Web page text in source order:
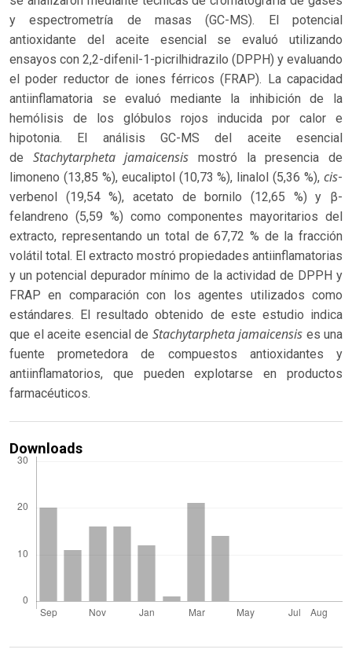
y espectrometría de masas (GC-MS). El potencial
antioxidante del aceite esencial se evaluó utilizando
ensayos con 2,2-difenil-1-picrilhidrazilo (DPPH) y evaluando
el poder reductor de iones férricos (FRAP). La capacidad
antiinflamatoria se evaluó mediante la inhibición de la
hemólisis de los glóbulos rojos inducida por calor e
hipotonia. El análisis GC-MS del aceite esencial
de Stachytarpheta jamaicensis mostró la presencia de
limoneno (13,85 %), eucaliptol (10,73 %), linalol (5,36 %), cis-
verbenol (19,54 %), acetato de bornilo (12,65 %) y β-
felandreno (5,59 %) como componentes mayoritarios del
extracto, representando un total de 67,72 % de la fracción
volátil total. El extracto mostró propiedades antiinflamatorias
y un potencial depurador mínimo de la actividad de DPPH y
FRAP en comparación con los agentes utilizados como
estándares. El resultado obtenido de este estudio indica
que el aceite esencial de Stachytarpheta jamaicensis es una
fuente prometedora de compuestos antioxidantes y
antiinflamatorios, que pueden explotarse en productos
farmacéuticos.
Downloads